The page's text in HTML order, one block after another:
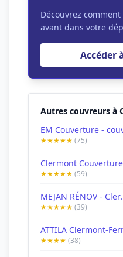
Découvrez
avant dans votre
Accéder
Autres couvreurs à
★★★★★ (75)
★★★★★ (59)
MEJAN RÉNOV
★★★★★ (39)
★★★★ (38)